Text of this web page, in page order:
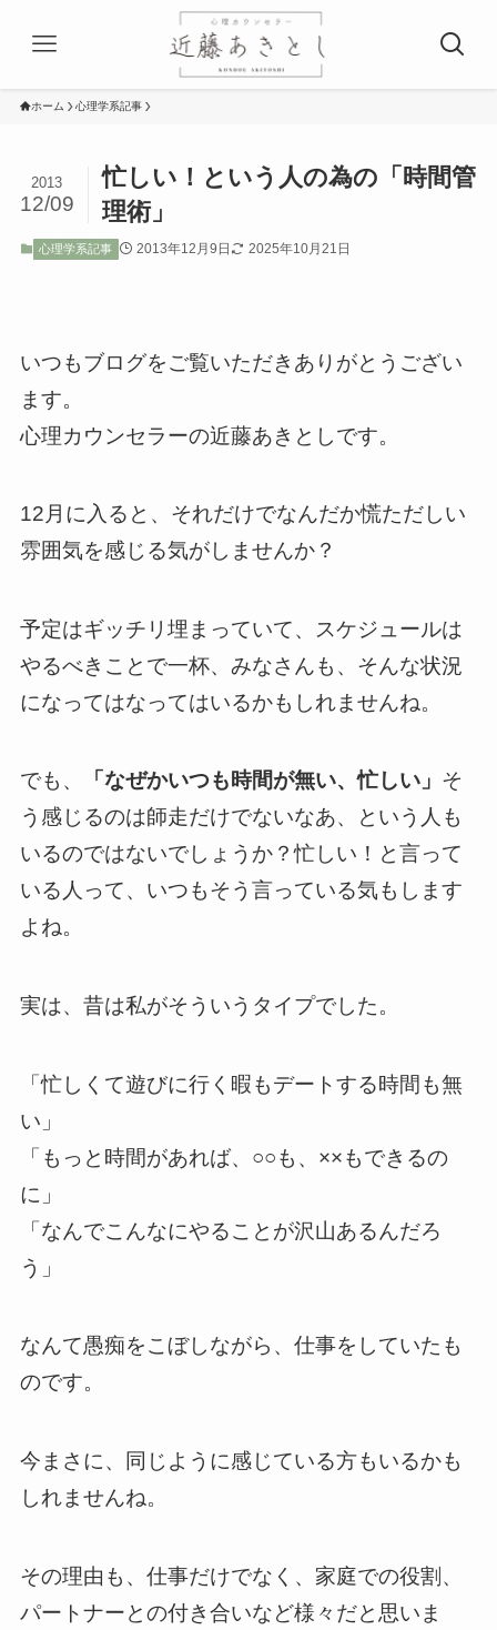
ホーム 心理学系記事
忙しい！という人の為の「時間管
理術」
2013
12/09
心理学系記事 2013年12月9日 2025年10月21日
いつもブログをご覧いただきありがとうござい
ます。
心理カウンセラーの近藤あきとしです。
12月に入ると、それだけでなんだか慌ただしい
雰囲気を感じる気がしませんか？
予定はギッチリ埋まっていて、スケジュールは
やるべきことで一杯、みなさんも、そんな状況
になってはなってはいるかもしれませんね。
でも、 「なぜかいつも時間が無い、忙しい」 そ
う感じるのは師走だけでないなあ、という人も
いるのではないでしょうか？忙しい！と言って
いる人って、いつもそう言っている気もします
よね。
実は、昔は私がそういうタイプでした。
「忙しくて遊びに行く暇もデートする時間も無
い」
「もっと時間があれば、○○も、××もできるの
に」
「なんでこんなにやることが沢山あるんだろ
う」
なんて愚痴をこぼしながら、仕事をしていたも
のです。
今まさに、同じように感じている方もいるかも
しれませんね。
その理由も、仕事だけでなく、家庭での役割、
パートナーとの付き合いなど様々だと思いま